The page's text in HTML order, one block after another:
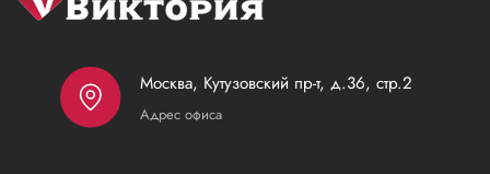
Москва, Кутузовский пр-т, д.36, стр.2
Адрес офиса